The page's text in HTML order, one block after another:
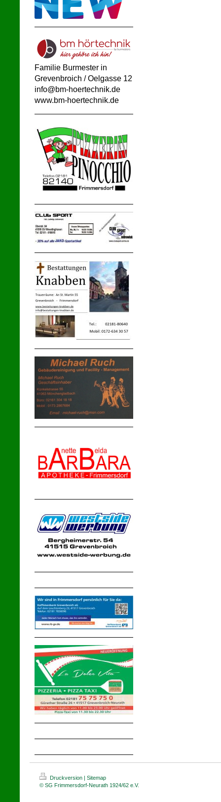
Familie Burmester in
Grevenbroich / Oelgasse 12
info@bm-hoertechnik.de
www.bm-hoertechnik.de
Druckversion | Sitemap
© SG Frimmersdorf-Neurath 1924/62 e.V.